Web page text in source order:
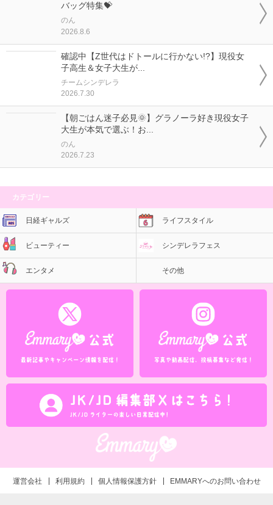
バッグ特集💝
のん
2026.8.6
確認中【Z世代はドトールに行かない!?】現役女
子高生＆女子大生が...
チームシンデレラ
2026.7.30
【朝ごはん迷子必見🌞】グラノーラ好き現役女子
大生が本気で選ぶ！お...
のん
2026.7.23
カテゴリー
日経ギャルズ ライフスタイル
ビューティー シンデレラフェス
エンタメ その他
運営会社 利用規約 個人情報保護方針 EMMARYへのお問い合わせ